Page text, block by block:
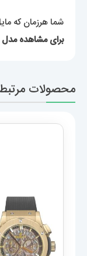
ساعت ست
8,589,000